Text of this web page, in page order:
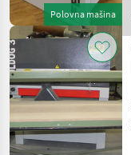
Polovna mašina